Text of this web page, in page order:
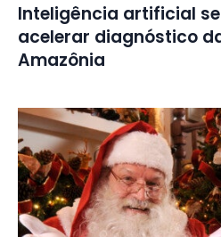
Inteligência artificial
acelerar diagnóstico
Amazônia